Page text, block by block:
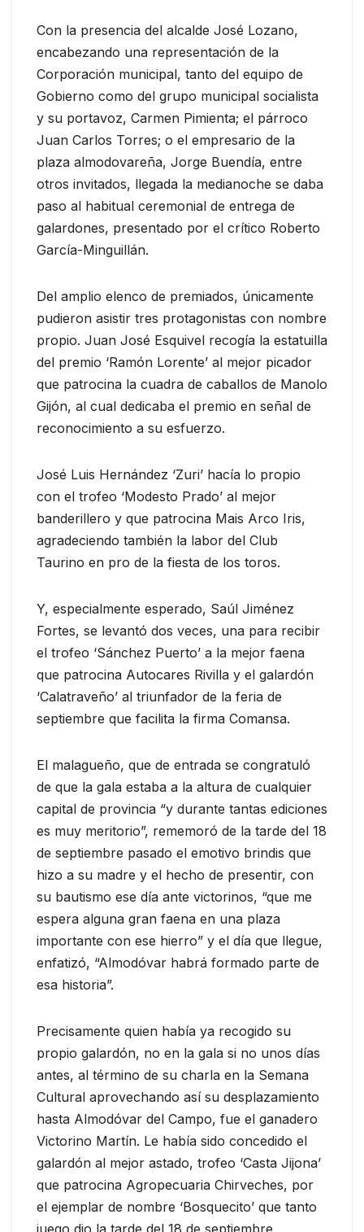
Con la presencia del alcalde José Lozano,
encabezando una representación de la
Corporación municipal, tanto del equipo de
Gobierno como del grupo municipal socialista
y su portavoz, Carmen Pimienta; el párroco
Juan Carlos Torres; o el empresario de la
plaza almodovareña, Jorge Buendía, entre
otros invitados, llegada la medianoche se daba
paso al habitual ceremonial de entrega de
galardones, presentado por el crítico Roberto
García-Minguillán.
Del amplio elenco de premiados, únicamente
pudieron asistir tres protagonistas con nombre
propio. Juan José Esquivel recogía la estatuilla
del premio ‘Ramón Lorente’ al mejor picador
que patrocina la cuadra de caballos de Manolo
Gijón, al cual dedicaba el premio en señal de
reconocimiento a su esfuerzo.
José Luis Hernández ‘Zuri’ hacía lo propio
con el trofeo ‘Modesto Prado’ al mejor
banderillero y que patrocina Mais Arco Iris,
agradeciendo también la labor del Club
Taurino en pro de la fiesta de los toros.
Y, especialmente esperado, Saúl Jiménez
Fortes, se levantó dos veces, una para recibir
el trofeo ‘Sánchez Puerto’ a la mejor faena
que patrocina Autocares Rivilla y el galardón
‘Calatraveño’ al triunfador de la feria de
septiembre que facilita la firma Comansa.
El malagueño, que de entrada se congratuló
de que la gala estaba a la altura de cualquier
capital de provincia “y durante tantas ediciones
es muy meritorio”, rememoró de la tarde del 18
de septiembre pasado el emotivo brindis que
hizo a su madre y el hecho de presentir, con
su bautismo ese día ante victorinos, “que me
espera alguna gran faena en una plaza
importante con ese hierro” y el día que llegue,
enfatizó, “Almodóvar habrá formado parte de
esa historia”.
Precisamente quien había ya recogido su
propio galardón, no en la gala si no unos días
antes, al término de su charla en la Semana
Cultural aprovechando así su desplazamiento
hasta Almodóvar del Campo, fue el ganadero
Victorino Martín. Le había sido concedido el
galardón al mejor astado, trofeo ‘Casta Jijona’
que patrocina Agropecuaria Chirveches, por
el ejemplar de nombre ‘Bosquecito’ que tanto